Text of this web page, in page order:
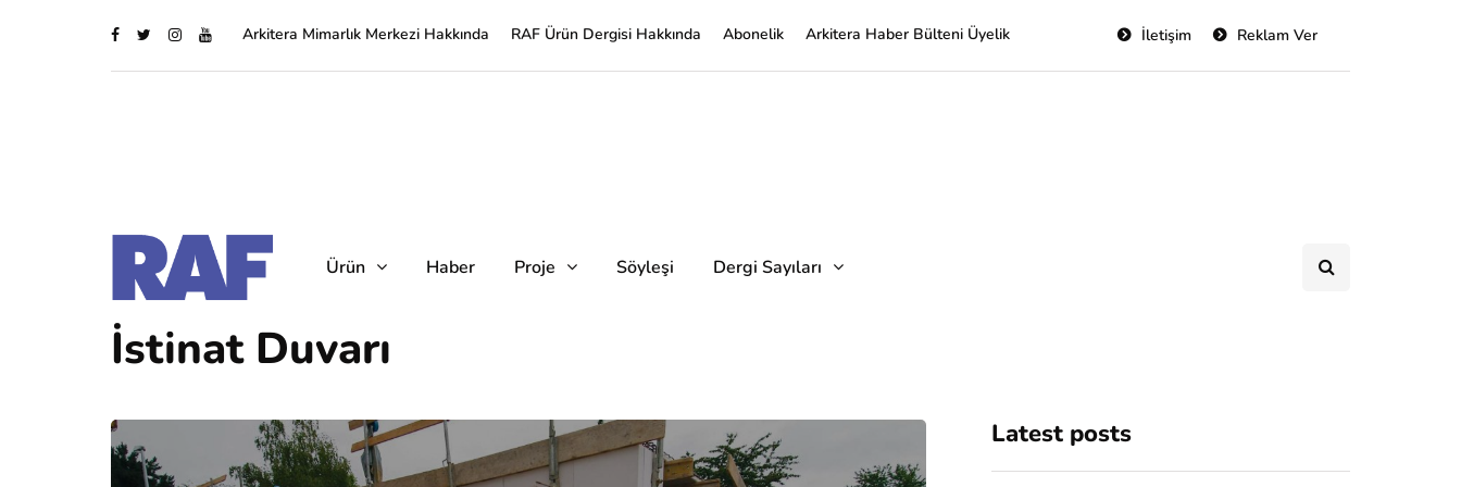
Arkitera Mimarlık Merkezi Hakkında RAF Ürün Dergisi Hakkında Abonelik Arkitera Haber Bülteni Üyelik Reklam Ver
İletişim
Ürün Haber Proje Söyleşi Dergi Sayıları
İstinat Duvarı
Latest posts